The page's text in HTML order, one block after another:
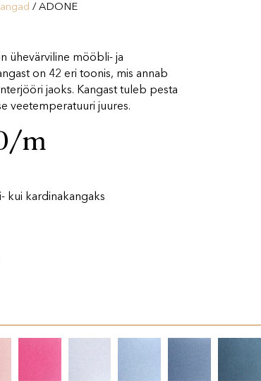
/ ADONE
ühevärviline mööbli- ja
on 42 eri toonis, mis annab
jaoks. Kangast tuleb pesta
veetemperatuuri juures.
/m
kui kardinakangaks